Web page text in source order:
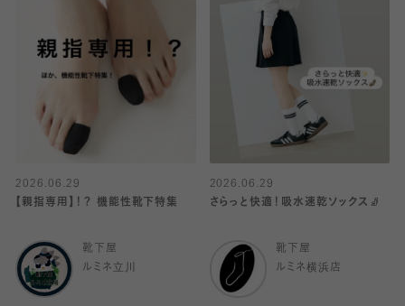
2026.06.29
【親指専用】！？ 機能性靴下特集
靴下屋
ルミネ立川
2026.06.29
さらっと快適！吸水速乾ソックス🧦
靴下屋
ルミネ横浜店